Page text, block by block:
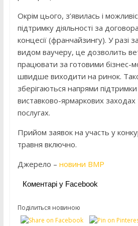
Окрім цього, з’явилась і
підтримку діяльності за
концесії (франчайзингу). У разі
видом ваучеру, це дозволить
працювати за готовими бізнес-
швидше виходити на ринок.
зберігаються напрями підтримки
виставково-ярмаркових
послугах.
Прийом заявок на участь у
травня включно.
Джерело – новини ВМР
Коментарі у Facebook
Поділиться новиною